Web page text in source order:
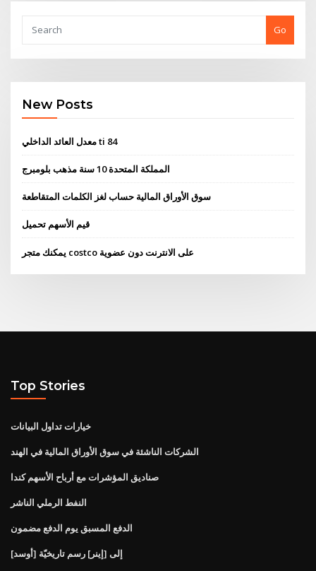
Go
New Posts
معدل العائد الداخلي ti 84
المملكة المتحدة 10 سنة مذهب بلومبرج
سوق الأوراق المالية حساب لغز الكلمات المتقاطعة
قيم الأسهم تحميل
يمكنك متجر costco على الانترنت دون عضوية
Top Stories
خيارات تداول البيانات
الشركات الناشئة في سوق الأوراق المالية في الهند
صناديق المؤشرات مع أرباح الأسهم كندا
النفط الرملي الناشر
الدفع المسبق يوم الدفع مضمون
[أوسد] إلى [إينر] رسم تاريخيّة